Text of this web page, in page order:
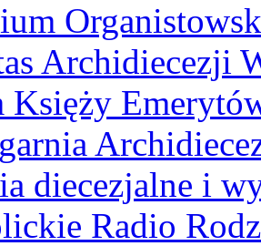
Archidiecezji
Księży
diecezjalne i
Radio